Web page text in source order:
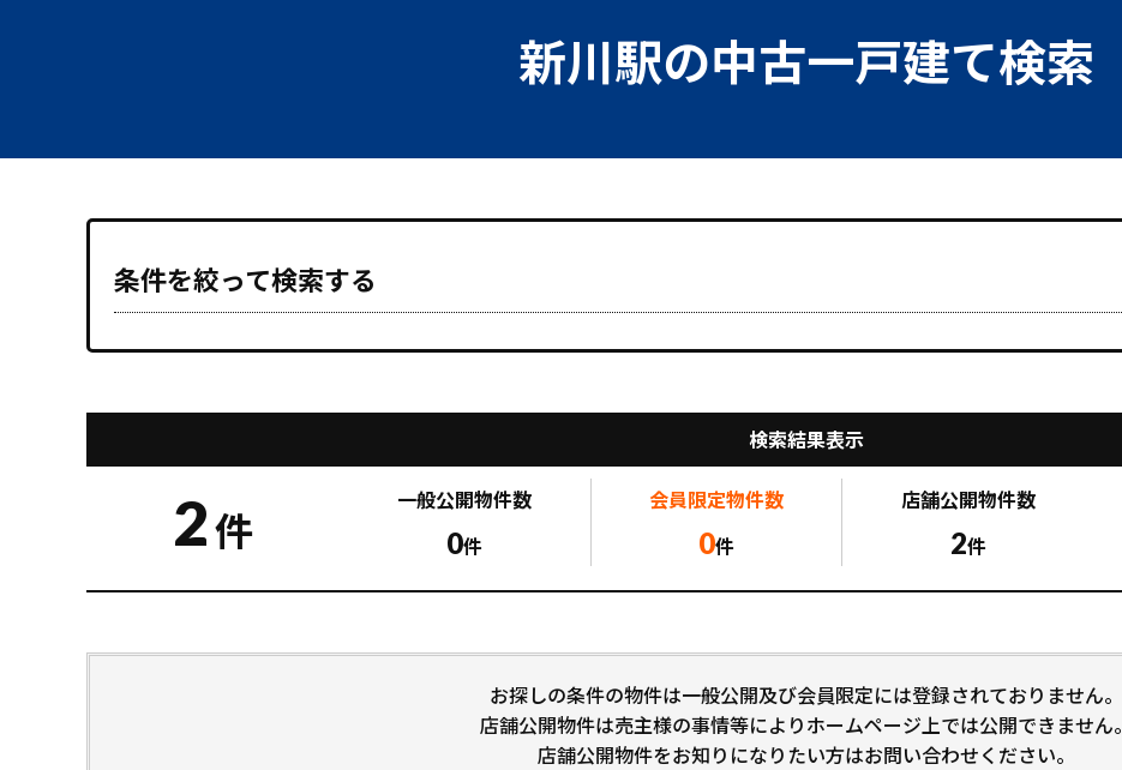
新川駅の中古一戸建て検索
条件を絞って検索する
検索結果表示
2件
一般公開物件数
0件
会員限定物件数
0件
店舗公開物件数
2件
お探しの条件の物件は一般公開及び会員限定には登録されておりません。
店舗公開物件は売主様の事情等によりホームページ上では公開できません。
店舗公開物件をお知りになりたい方はお問い合わせください。